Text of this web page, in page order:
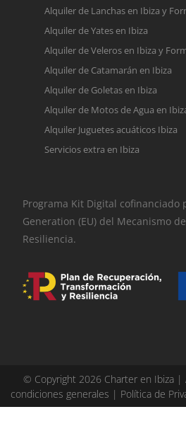
Alquiler de Lanchas en Ibiza y
Alquiler de Yates en Ibiza
Alquiler de Veleros en Ibiza y
Alquiler de Catamarán en Ibiza
Alquiler de Goletas en Ibiza
Alquiler de Motos de Agua en
Alquiler Juguetes acuáticos Ibiza
Servicios extra en Ibiza
Programa Kit Digital cofinanciado
Generation (EU) del Mecanismo
Resiliencia.
© Copyright 2026 Charter en Ibiza |
condiciones generales | Política de